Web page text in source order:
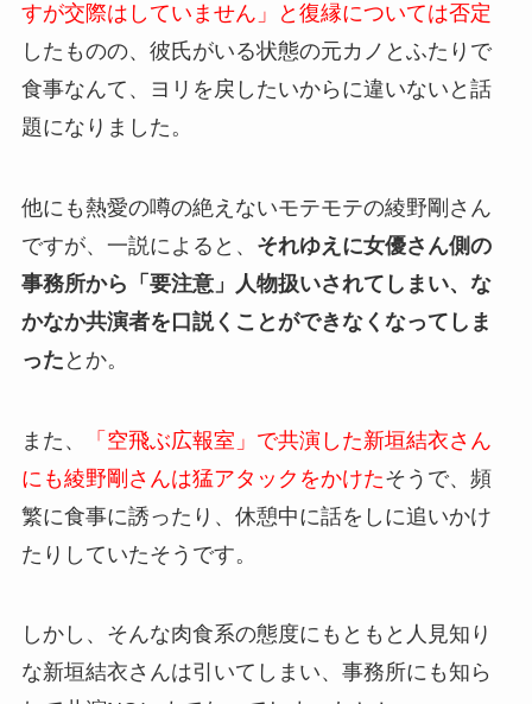
すが交際はしていません」と復縁については否定
したものの、彼氏がいる状態の元カノとふたりで
食事なんて、ヨリを戻したいからに違いないと話
題になりました。
他にも熱愛の噂の絶えないモテモテの綾野剛さん
ですが、一説によると、 それゆえに女優さん側の
事務所から「要注意」人物扱いされてしまい、な
かなか共演者を口説くことができなくなってしま
った とか。
また、
「空飛ぶ広報室」で共演した新垣結衣さん
にも綾野剛さんは猛アタックをかけたそうで、頻
繁に食事に誘ったり、休憩中に話をしに追いかけ
たりしていたそうです。
しかし、そんな肉食系の態度にもともと人見知り
な新垣結衣さんは引いてしまい、事務所にも知ら